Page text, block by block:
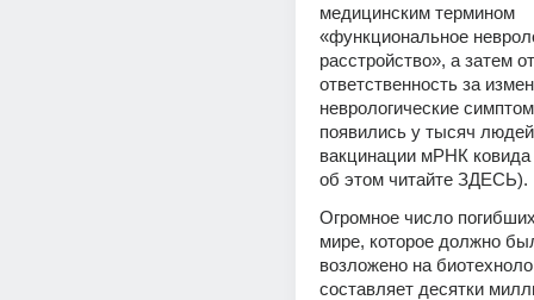
медицинским термином
«функциональное
расстройство», а затем
ответственность за
неврологические
появились у тысяч
вакцинации мРНК
об этом читайте ЗДЕСЬ).
Огромное число
мире, которое должно
возложено на
составляет десятки